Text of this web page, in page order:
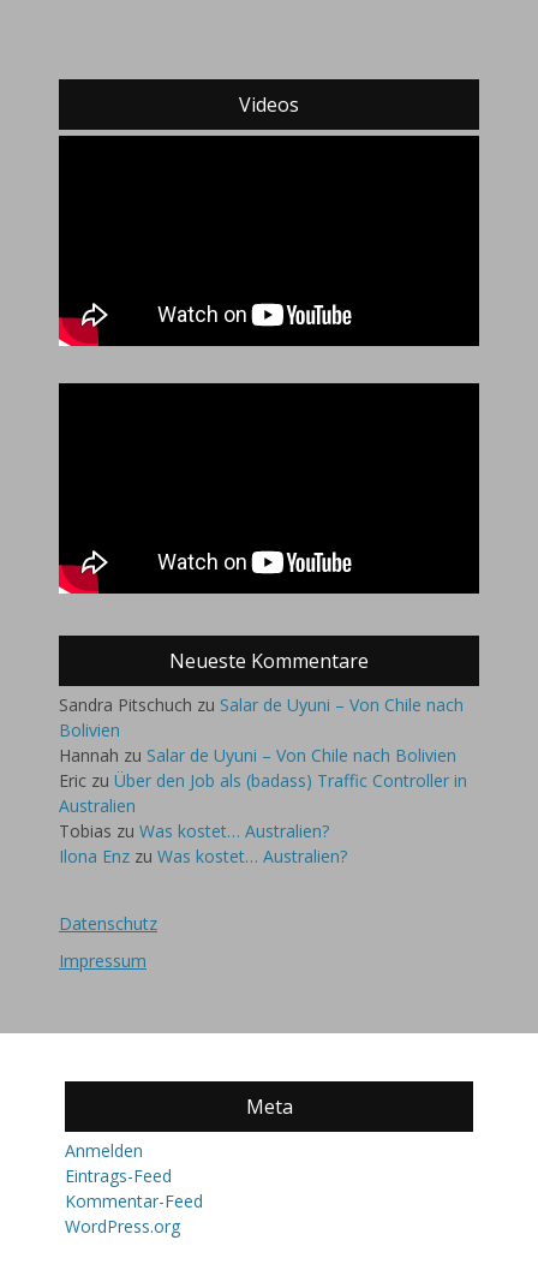
Videos
Neueste Kommentare
Sandra Pitschuch zu Salar de Uyuni – Von Chile nach
Bolivien
Hannah zu Salar de Uyuni – Von Chile nach Bolivien
Eric zu Über den Job als (badass) Traffic Controller in
Australien
Tobias zu Was kostet… Australien?
Ilona Enz zu Was kostet… Australien?
Datenschutz
Impressum
Meta
Anmelden
Eintrags-Feed
Kommentar-Feed
WordPress.org